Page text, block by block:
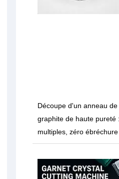
Découpe d'un anneau
graphite de haute pureté
multiples, zéro